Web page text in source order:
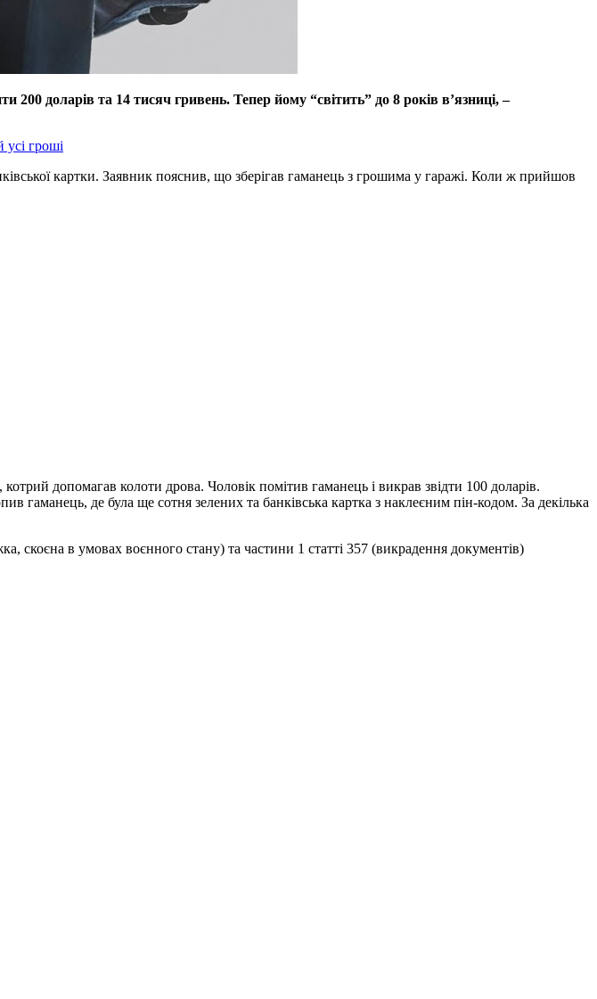
доларів та 14 тисяч гривень. Тепер йому “світить” до 8 років в’язниці, –
гроші
картки. Заявник пояснив, що зберігав гаманець з грошима у гаражі. Коли ж прийшов
допомагав колоти дрова. Чоловік помітив гаманець і викрав звідти 100 доларів.
де була ще сотня зелених та банківська картка з наклеєним пін-кодом. За декілька
скоєна в умовах воєнного стану) та частини 1 статті 357 (викрадення документів)